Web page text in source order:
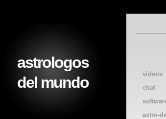
videos
chat
astro-
astrologos
del mundo